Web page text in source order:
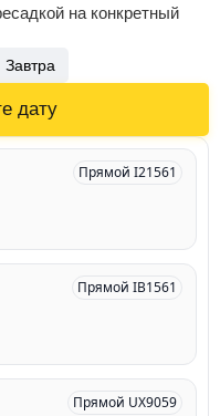
на конкретный
Завтра
дату
Прямой I21561
Прямой IB1561
Прямой UX9059